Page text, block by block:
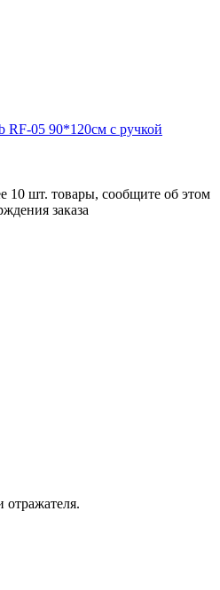
RF-05 90*120см с ручкой
10 шт. товары, сообщите об этом
заказа
отражателя.